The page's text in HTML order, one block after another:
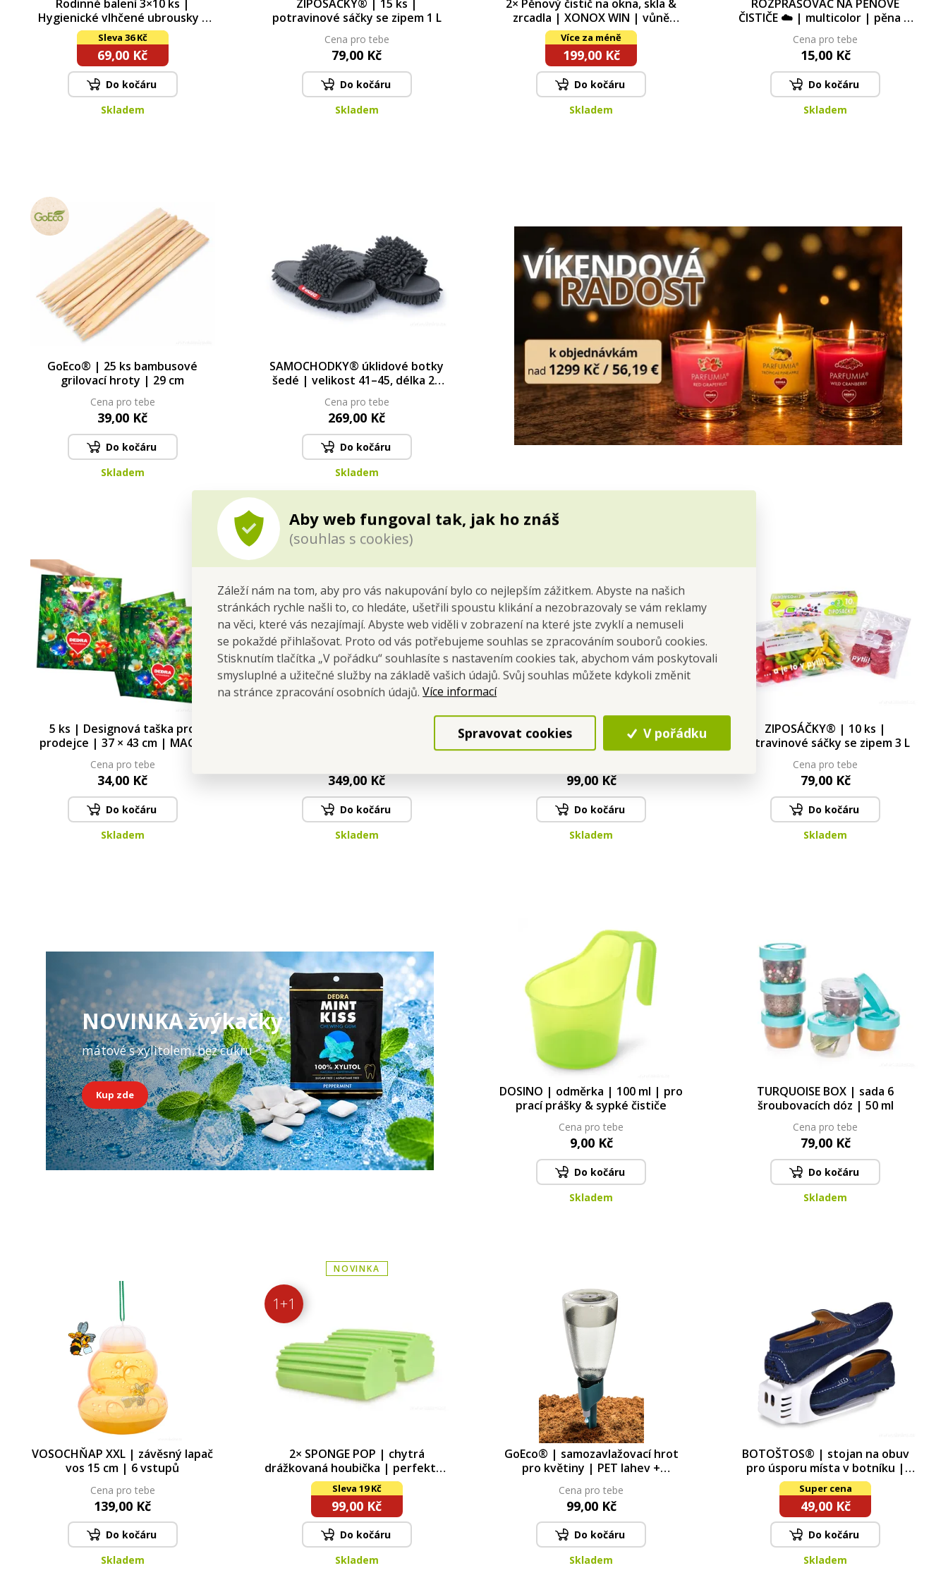
Aby web fungoval tak, jak ho znáš
(souhlas s cookies)
Záleží nám na tom, aby pro vás nakupování bylo co nejlepším zážitkem. Abyste na našich
stránkách rychle našli to, co hledáte, ušetřili spoustu klikání a nezobrazovaly se vám reklamy
na věci, které vás nezajímají. Abyste web viděli v zobrazení na které jste zvyklí a nemuseli
se pokaždé přihlašovat. Proto od vás potřebujeme souhlas se zpracováním souborů cookies.
Stisknutím tlačítka „V pořádku“ souhlasíte s nastavením cookies tak, abychom vám poskytovali
smysluplné a užitečné služby na základě vašich údajů. Svůj souhlas můžete kdykoli změnit
na stránce zpracování osobních údajů.Více informací
Spravovat cookies V pořádku
Rodinné balení 3×10 ks |
Hygienické vlhčené ubrousky z
bambusu s Aloe Vera | BACILEX®
Sleva 36 Kč
69,00 Kč
Do kočáru
Skladem
ZIPOSÁČKY® | 15 ks |
potravinové sáčky se zipem 1 L
Cena pro tebe
79,00 Kč
Do kočáru
Skladem
2× Pěnový čistič na okna, skla &
zrcadla | XONOX WIN | vůně
JUICY SUMMER | 2× 500 ml (náplně
bez rozprašovače)
Více za méně
199,00 Kč
Do kočáru
Skladem
ROZPRAŠOVAČ NA PĚNOVÉ
ČISTIČE ☁️ | multicolor | pěna &
spray | pouze pro pěnové čističe
500 ml
Cena pro tebe
15,00 Kč
Do kočáru
Skladem
GoEco® | 25 ks bambusové
grilovací hroty | 29 cm
Cena pro tebe
39,00 Kč
Do kočáru
Skladem
SAMOCHODKY® úklidové botky
šedé | velikost 41–45, délka 28
Cena pro tebe
269,00 Kč
Do kočáru
Skladem
5 ks | Designová taška pro
prodejce | 37 × 43 cm | MAGIC
GARDEN
Cena pro tebe
34,00 Kč
Do kočáru
Skladem
chutnou vodu
349,00 Kč
Do kočáru
Skladem
FC DEDRA EXCLUSIVE | Kovové
pero s dotykovým hrotem |
99,00 Kč
Do kočáru
Skladem
ZIPOSÁČKY® | 10 ks |
potravinové sáčky se zipem 3 L
Cena pro tebe
79,00 Kč
Do kočáru
Skladem
NOVINKA žvýkačky
mátové s xylitolem, bez cukru
Kup zde
DOSINO | odměrka | 100 ml | pro
prací prášky & sypké čističe
Cena pro tebe
9,00 Kč
Do kočáru
Skladem
TURQUOISE BOX | sada 6
šroubovacích dóz | 50 ml
Cena pro tebe
79,00 Kč
Do kočáru
Skladem
VOSOCHŇAP XXL | závěsný lapač
vos 15 cm | 6 vstupů
Cena pro tebe
139,00 Kč
Do kočáru
Skladem
NOVINKA
1+1
2× SPONGE POP | chytrá
drážkovaná houbička | perfektně
stírá & nevíří prach, extra savá |
zelená
Sleva 19 Kč
99,00 Kč
Do kočáru
Skladem
GoEco® | samozavlažovací hrot
pro květiny | PET lahev +
Cena pro tebe
99,00 Kč
Do kočáru
Skladem
BOTOŠTOS® | stojan na obuv
pro úsporu místa v botníku |
proti­skluzový plastový organizér
Super cena
49,00 Kč
Do kočáru
Skladem